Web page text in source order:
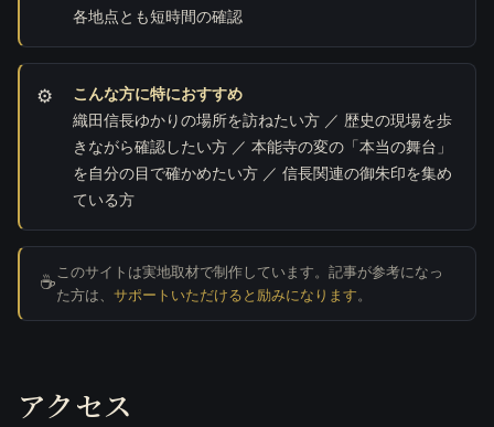
各地点とも短時間の確認
こんな方に特におすすめ
織田信長ゆかりの場所を訪ねたい方 ／ 歴史の現場を歩
きながら確認したい方 ／ 本能寺の変の「本当の舞台」
を自分の目で確かめたい方 ／ 信長関連の御朱印を集め
ている方
☕ このサイトは実地取材で制作しています。記事が参考になっ
た方は、 サポートいただけると励みになります 。
アクセス